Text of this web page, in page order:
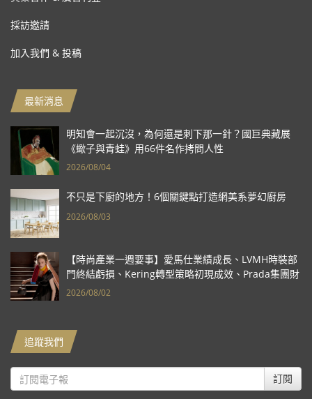
採訪邀請
加入我們 & 投稿
最新消息
明知會一起沉沒，為何還是刺下那一針？國巨典藏展
《蠍子與青蛙》用66件名作拷問人性
2026/08/04
不只是下廚的地方！6個關鍵點打造網美系夢幻廚房
2026/08/03
【時尚產業一週要事】愛馬仕業績成長、LVMH時裝部
門終結虧損、Kering轉型策略初現成效、Prada集團財
報亮眼
2026/08/02
追蹤我們
訂閱